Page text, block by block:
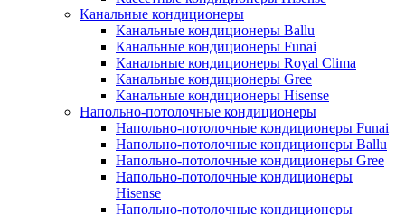
Канальные кондиционеры
Канальные кондиционеры Ballu
Канальные кондиционеры Funai
Канальные кондиционеры Royal Clima
Канальные кондиционеры Gree
Канальные кондиционеры Hisense
Напольно-потолочные кондиционеры
Напольно-потолочные кондиционеры Funai
Напольно-потолочные кондиционеры Ballu
Напольно-потолочные кондиционеры Gree
Напольно-потолочные кондиционеры
Hisense
Напольно-потолочные кондиционеры